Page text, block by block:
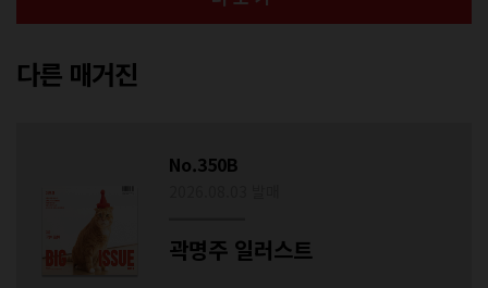
다른 매거진
No.350B
곽명주 일러스트